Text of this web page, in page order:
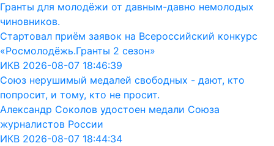
Гранты для молодёжи от давным-давно немолодых
чиновников.
Стартовал приём заявок на Всероссийский конкурс
«Росмолодёжь.Гранты 2 сезон»
ИКВ 2026-08-07 18:46:39
Союз нерушимый медалей свободных - дают, кто
попросит, и тому, кто не просит.
Александр Соколов удостоен медали Союза
журналистов России
ИКВ 2026-08-07 18:44:34